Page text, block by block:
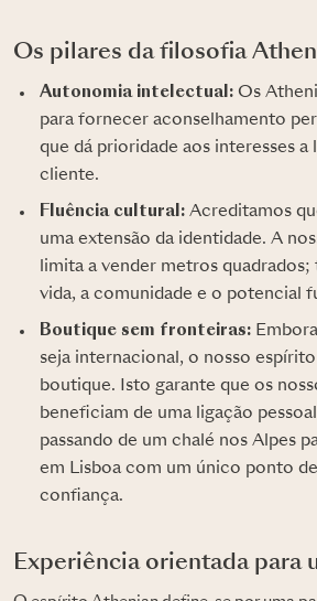
Os pilares da filosofia
Autonomia intelectual: Os
para fornecer aconselhamento
que dá prioridade aos interesses a
cliente.
Fluência cultural: Acreditamos
uma extensão da identidade. A
limita a vender metros quadrados;
vida, a comunidade e o potencial
Boutique sem fronteiras:
seja internacional, o nosso
boutique. Isto garante que os
beneficiam de uma ligação
passando de um chalé nos Alpes
em Lisboa com um único ponto
confiança.
Experiência orientada para